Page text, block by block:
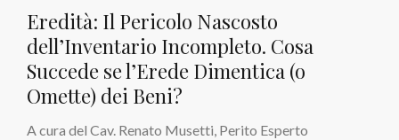
Eredità: Il Pericolo Nascosto
dell’Inventario Incompleto. Cosa
Succede se l’Erede Dimentica (o
Omette) dei Beni?
A cura del Cav. Renato Musetti, Perito Esperto